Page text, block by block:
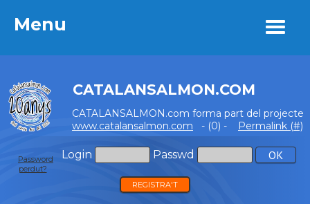
Menu
CATALANSALMON.COM
CATALANSALMON.com forma part del projecte
www.catalansalmon.com - (0) - Permalink (#)
Login Passwd
Password
perdut?
REGISTRA'T
Menu